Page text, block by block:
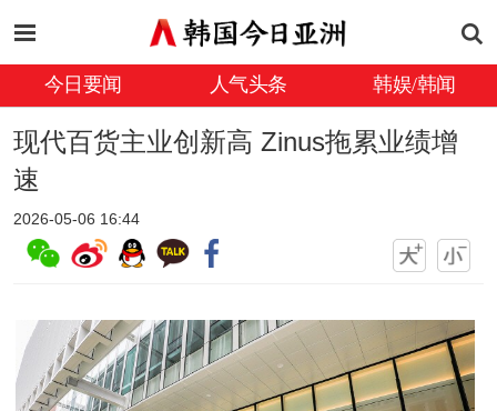
今日要闻 人气头条 韩娱/韩闻
现代百货主业创新高 Zinus拖累业绩增
速
2026-05-06 16:44